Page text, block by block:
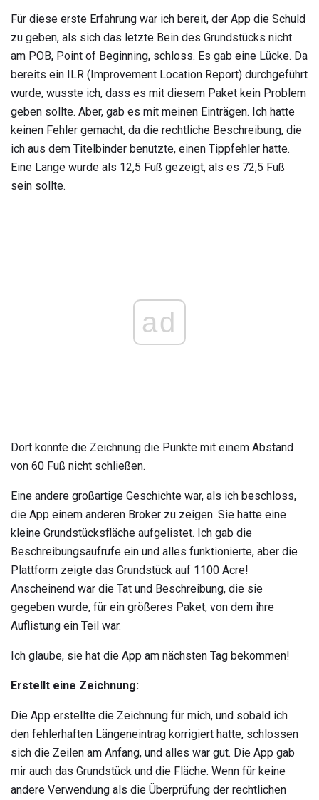
Für diese erste Erfahrung war ich bereit, der App die Schuld
zu geben, als sich das letzte Bein des Grundstücks nicht
am POB, Point of Beginning, schloss. Es gab eine Lücke. Da
bereits ein ILR (Improvement Location Report) durchgeführt
wurde, wusste ich, dass es mit diesem Paket kein Problem
geben sollte. Aber, gab es mit meinen Einträgen. Ich hatte
keinen Fehler gemacht, da die rechtliche Beschreibung, die
ich aus dem Titelbinder benutzte, einen Tippfehler hatte.
Eine Länge wurde als 12,5 Fuß gezeigt, als es 72,5 Fuß
sein sollte.
ad
Dort konnte die Zeichnung die Punkte mit einem Abstand
von 60 Fuß nicht schließen.
Eine andere großartige Geschichte war, als ich beschloss,
die App einem anderen Broker zu zeigen. Sie hatte eine
kleine Grundstücksfläche aufgelistet. Ich gab die
Beschreibungsaufrufe ein und alles funktionierte, aber die
Plattform zeigte das Grundstück auf 1100 Acre!
Anscheinend war die Tat und Beschreibung, die sie
gegeben wurde, für ein größeres Paket, von dem ihre
Auflistung ein Teil war.
Ich glaube, sie hat die App am nächsten Tag bekommen!
Erstellt eine Zeichnung:
Die App erstellte die Zeichnung für mich, und sobald ich
den fehlerhaften Längeneintrag korrigiert hatte, schlossen
sich die Zeilen am Anfang, und alles war gut. Die App gab
mir auch das Grundstück und die Fläche. Wenn für keine
andere Verwendung als die Überprüfung der rechtlichen